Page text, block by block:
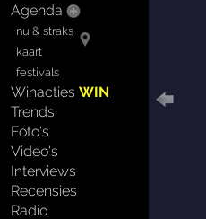
Agenda
nu & straks
kaart
festivals
WinactiesWIN
Trends
Foto's
Video's
Interviews
Recensies
Radio